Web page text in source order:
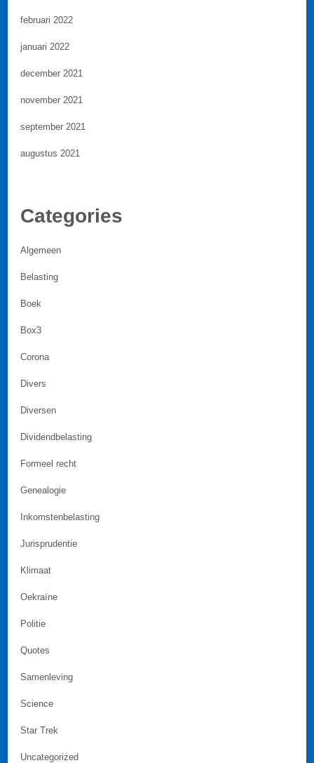
februari 2022
januari 2022
december 2021
november 2021
september 2021
augustus 2021
Categories
Algemeen
Belasting
Boek
Box3
Corona
Divers
Diversen
Dividendbelasting
Formeel recht
Genealogie
Inkomstenbelasting
Jurisprudentie
Klimaat
Oekraïne
Politie
Quotes
Samenleving
Science
Star Trek
Uncategorized